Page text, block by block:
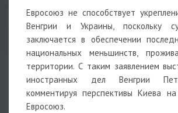
Евросоюз не способствует
Венгрии и Украины, поскольку
заключается в обеспечении
национальных меньшинств,
территории. С таким заявлением
иностранных дел Венгрии
комментируя перспективы Киева
Евросоюз.